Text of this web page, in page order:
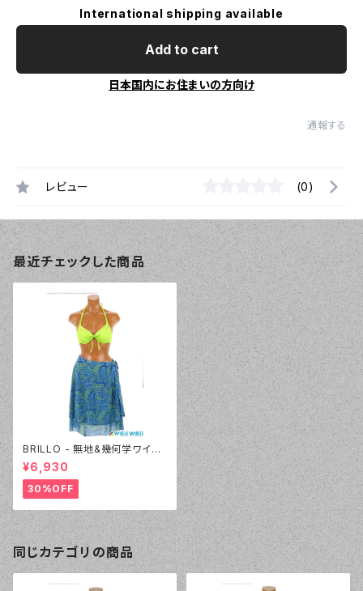
International shipping available
Add to cart
日本国内にお住まいの方向け
通報する
レビュー (0)
最近チェックした商品
BRILLO - 無地&幾何学ワイヤ
ー 3Wayパレオセット（3314 -
60:グリーン）
¥6,930
30%OFF
同じカテゴリの商品